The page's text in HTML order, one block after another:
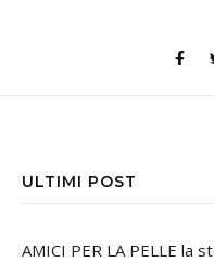
ULTIMI POST
AMICI PER LA PELLE la